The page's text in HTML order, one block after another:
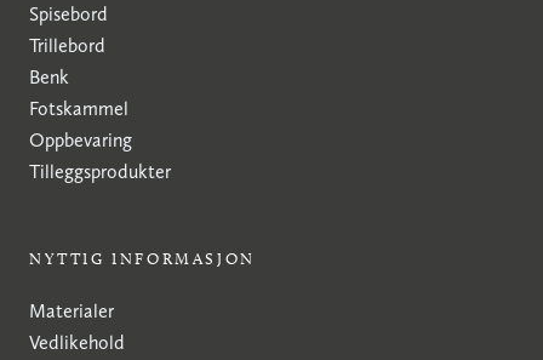
Spisebord
Trillebord
Benk
Fotskammel
Oppbevaring
Tilleggsprodukter
NYTTIG INFORMASJON
Materialer
Vedlikehold